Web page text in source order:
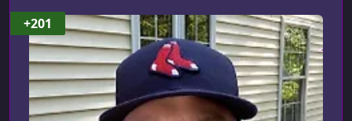
УРОК 8. 00:06:58
Containers
УРОК 9. 00:07:56
Typography
УРОК 10. 00:07:48
+201